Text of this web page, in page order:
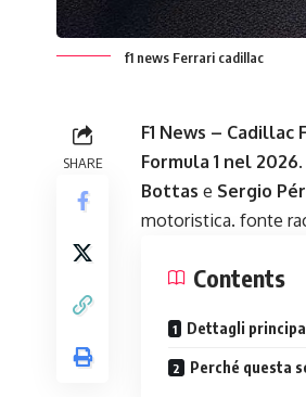
f1 news Ferrari cadillac
SHARE
F1 News – Cadillac
Formula 1 nel 2026
Bottas e Sergio
motoristica. fonte
Contents
Dettagli
Perché questa